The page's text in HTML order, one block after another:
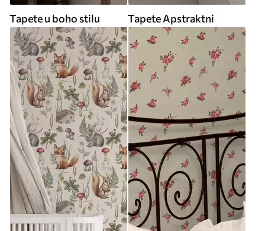
Tapete u boho stilu Tapete Apstraktni